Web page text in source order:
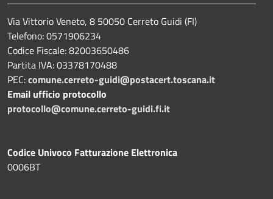
Via Vittorio Veneto, 8 50050 Cerreto Guidi (FI)
Telefono: 0571906234
Codice Fiscale: 82003650486
Partita IVA: 03378170488
PEC:comune.cerreto-guidi@postacert.toscana.it
Email ufficio protocollo
protocollo@comune.cerreto-guidi.fi.it
Codice Univoco Fatturazione Elettronica
0006BT